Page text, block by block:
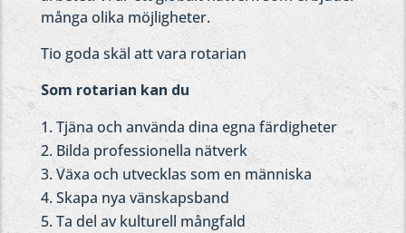
många olika möjligheter.
Tio goda skäl att vara rotarian
Som rotarian kan du
Tjäna och använda dina egna färdigheter
Bilda professionella nätverk
Växa och utvecklas som en människa
Skapa nya vänskapsband
Ta del av kulturell mångfald